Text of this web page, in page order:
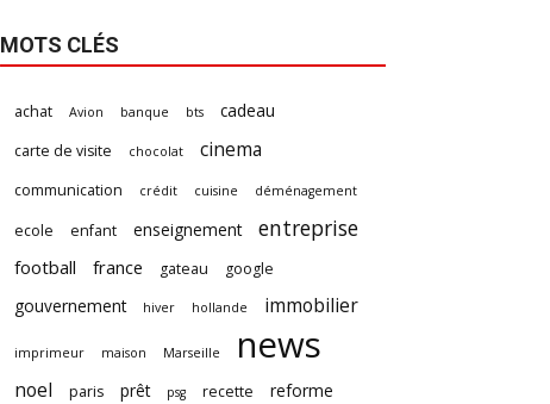
MOTS CLÉS
achat Avion banque bts cadeau
carte de visite chocolat cinema
communication crédit cuisine déménagement
ecole enfant enseignement entreprise
football france gateau google
gouvernement hiver hollande immobilier
imprimeur maison Marseille news
noel paris prêt psg recette reforme